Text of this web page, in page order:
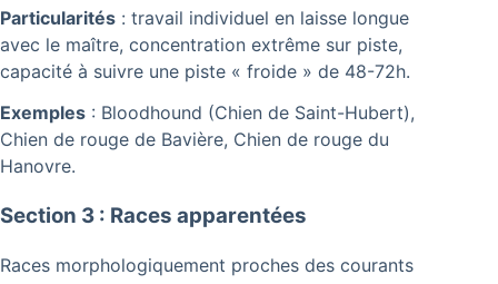
Particularités : travail individuel en laisse longue
avec le maître, concentration extrême sur piste,
capacité à suivre une piste « froide » de 48-72h.
Exemples : Bloodhound (Chien de Saint-Hubert),
Chien de rouge de Bavière, Chien de rouge du
Hanovre.
Section 3 : Races apparentées
Races morphologiquement proches des courants